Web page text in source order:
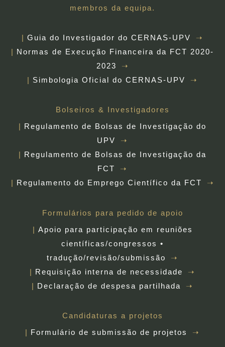
membros da equipa.
Guia do Investigador do CERNAS-UPV
Normas de Execução Financeira da FCT 2020-
2023
Simbologia Oficial do CERNAS-UPV
Bolseiros & Investigadores
Regulamento de Bolsas de Investigação do
UPV
Regulamento de Bolsas de Investigação da
FCT
Regulamento do Emprego Científico da FCT
Formulários para pedido de apoio
Apoio para participação em reuniões
científicas/congressos •
tradução/revisão/submissão
Requisição interna de necessidade
Declaração de despesa partilhada
Candidaturas a projetos
Formulário de submissão de projetos